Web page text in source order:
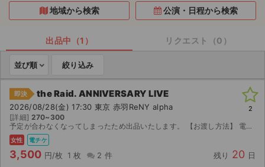
もうすぐ開催のチケット
チケットのリクエスト一覧
取扱チケット
ライブ・コンサート（国内）
ライブ・コンサート（海外）
イベント
地域から検索 公演・日程から検索
出品中（1） リクエスト（0）
並び順 絞り込み
即決 the Raid. ANNIVERSARY LIVE
2026/08/28(金) 17:30 東京 赤羽ReNY alpha
[詳細] 270~300
予定が合わなくなってしまったため出品いたします。 【お渡し方法】 電子チケット（イープラス）にて分配いたします。 取引連絡にてURLをお送りします。 【注意事項】 公演が中止と...
女性 電チケ
3,500 円/枚 1 枚 2 件 残り 20 日
2